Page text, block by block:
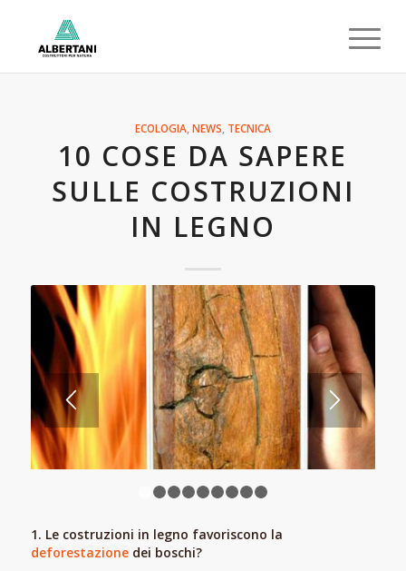
ECOLOGIA, NEWS TECNICA
10 COSE DA SAPERE
SULLE COSTRUZIONI
IN LEGNO
1 2 3
1. Le costruzioni in legno favoriscono la
deforestazionedei boschi?